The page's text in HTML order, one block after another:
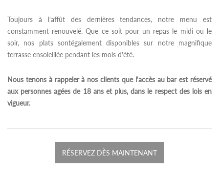
Toujours à l'affût des dernières tendances, notre menu est
constamment renouvelé. Que ce soit pour un repas le midi ou le
soir, nos plats sontégalement disponibles sur notre magnifique
terrasse ensoleillée pendant les mois d'été.
Nous tenons à rappeler à nos clients que l'accès au bar est réservé
aux personnes agées de 18 ans et plus, dans le respect des lois en
vigueur.
RÉSERVEZ DÈS MAINTENANT